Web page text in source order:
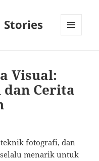
Stories
Visual:
Cerita
fotografi, dan
menarik untuk